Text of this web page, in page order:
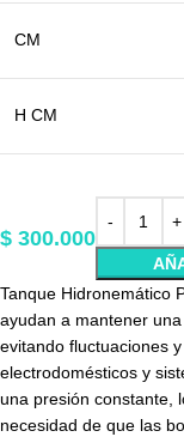
CM
H CM
$ 300.000
Tanque Hidronemático
ayudan a mantener
evitando fluctuaciones
electrodomésticos y
una presión constante,
necesidad de que las